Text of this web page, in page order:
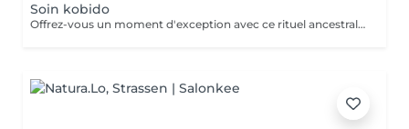
Soin kobido
Offrez-vous un moment d'exception avec ce rituel ancestral japonais. Le Kobido stimule la circulation, tonifie les muscles du visage et apporte un éclat naturel immédiat. Grâce à des manuvres précises et profondes, il détend les tensions, lisse les traits et procure une sensation de légèreté et de bien-être. Un soin complet qui illumine le visage tout en apaisant l'esprit.